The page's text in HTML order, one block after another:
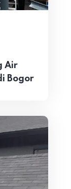
Air
Bogor